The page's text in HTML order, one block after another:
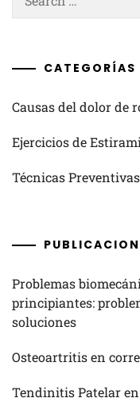
for:
CATEGORÍAS
Causas del dolor de
Ejercicios de
Técnicas Preventivas
Problemas
principiantes:
soluciones
Osteoartritis en
Tendinitis Patelar